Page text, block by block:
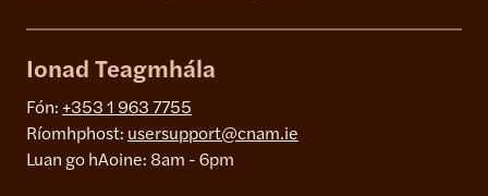
Ionad Teagmhála
Fón: +353 1 963 7755
Ríomhphost: usersupport@cnam.ie
Luan go hAoine: 8am - 6pm